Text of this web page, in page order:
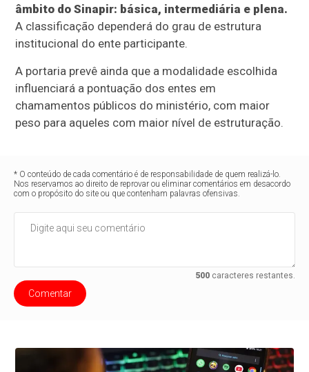
âmbito do Sinapir: básica, intermediária e plena.
A classificação dependerá do grau de estrutura
institucional do ente participante.
A portaria prevê ainda que a modalidade escolhida
influenciará a pontuação dos entes em
chamamentos públicos do ministério, com maior
peso para aqueles com maior nível de estruturação.
* O conteúdo de cada comentário é de responsabilidade de quem realizá-lo.
Nos reservamos ao direito de reprovar ou eliminar comentários em desacordo
com o propósito do site ou que contenham palavras ofensivas.
500caracteres restantes.
Comentar